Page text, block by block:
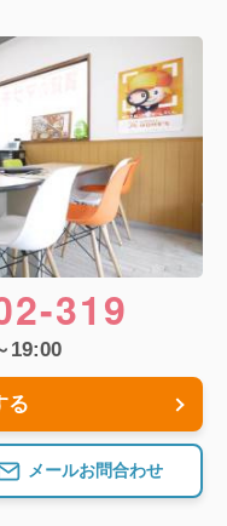
319
19:00
る
メールお問合わせ